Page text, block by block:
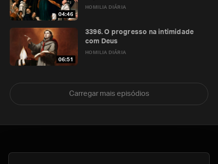
04:46
HOMILIA DIÁRIA
06:51
HOMILIA DIÁRIA
3396. O progresso na intimidade
com Deus
Carregar mais episódios